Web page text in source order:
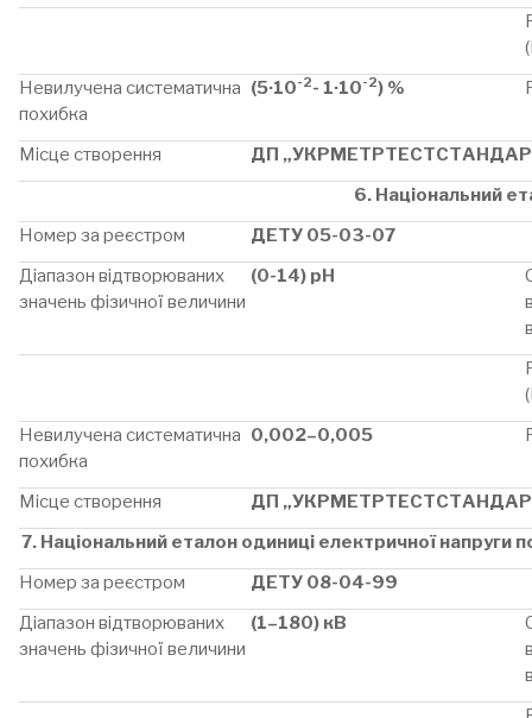
Невилучена систематична
похибка
(5·10-2- 1·10-2) %
Місце створення
ДП
6. Національний
Номер за реєстром
ДЕТУ 05-03-07
Діапазон відтворюваних
значень фізичної величини
(0-14) рН
Невилучена систематична
похибка
0,002–0,005
Місце створення
ДП
7. Національний еталон одиниці електричної напруги
Номер за реєстром
ДЕТУ 08-04-99
Діапазон відтворюваних
значень фізичної величини
(1–180) кВ